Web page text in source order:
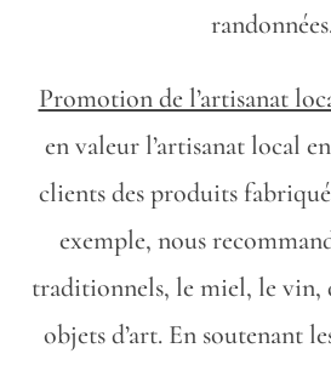
Promotion de l’artisanat
en valeur l’artisanat local
clients des produits
exemple, nous
traditionnels, le miel, le vin,
objets d’art. En soutenant